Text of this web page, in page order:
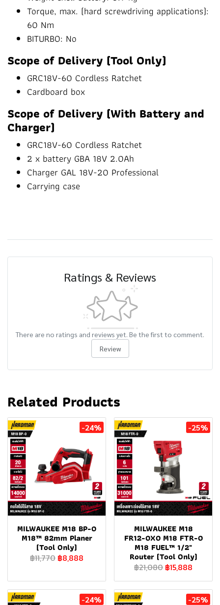
Torque, max. (hard screwdriving applications):
60 Nm
BITURBO: No
Scope of Delivery (Tool Only)
GRC18V-60 Cordless Ratchet
Cardboard box
Scope of Delivery (With Battery and
Charger)
GRC18V-60 Cordless Ratchet
2 x battery GBA 18V 2.0Ah
Charger GAL 18V-20 Professional
Carrying case
Ratings & Reviews
There are no ratings and reviews yet. Be the first to comment.
Review
Related Products
-24%
MILWAUKEE M18 BP-0
M18™ 82mm Planer
(Tool Only)
฿11,770 ฿8,888
-25%
MILWAUKEE M18
FR12-0X0 M18 FTR-0
M18 FUEL™ 1/2"
Router (Tool Only)
฿21,080 ฿15,888
-24% -25%